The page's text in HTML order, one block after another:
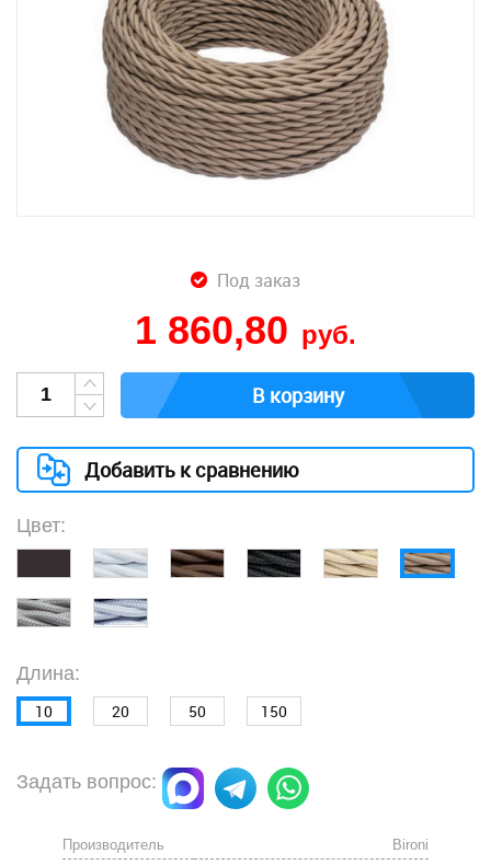
Под заказ
1 860,80 руб.
В корзину
Добавить к сравнению
Цвет:
Длина:
10 20 50 150
Задать вопрос:
Производитель
Bironi